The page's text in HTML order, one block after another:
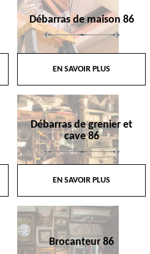
Débarras de maison 86
EN SAVOIR PLUS
Débarras de grenier et
cave 86
EN SAVOIR PLUS
Brocanteur 86